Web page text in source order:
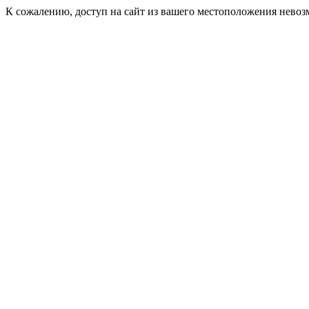
К сожалению, доступ на сайт из вашего местоположения